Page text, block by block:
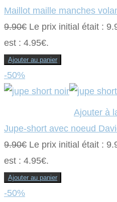
Maillot maille manches
9.90€ Le prix initial était :
est : 4.95€.
Ajouter au panier
-50%
Ajouter à
Jupe-short avec noeud
9.90€ Le prix initial était :
est : 4.95€.
Ajouter au panier
-50%